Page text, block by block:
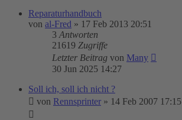
Reparaturhandbuch
von al-Fred » 17 Feb 2013 20:51
3 Antworten
21619 Zugriffe
Letzter Beitrag von Many
30 Jun 2025 14:27
Soll ich, soll ich nicht ?
von Rennsprinter » 14 Feb 2007 17:15